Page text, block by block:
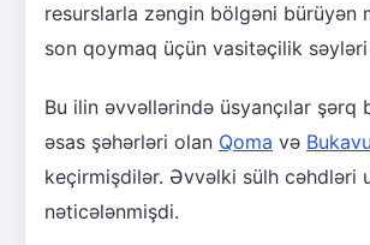
resurslarla zəngin bölgəni bürüyən
son qoymaq üçün vasitəçilik
Bu ilin əvvəllərində üsyançılar şərq
əsas şəhərləri olan Qoma və Bukavu
keçirmişdilər. Əvvəlki sülh cəhdləri
nəticələnmişdi.